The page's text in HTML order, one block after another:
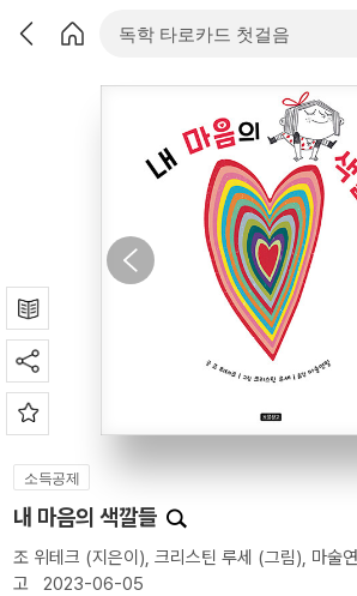
소득공제
내 마음의 색깔들
조 위테크 (지은이), 크리스틴 루세 (그림), 마술
고 2023-06-05